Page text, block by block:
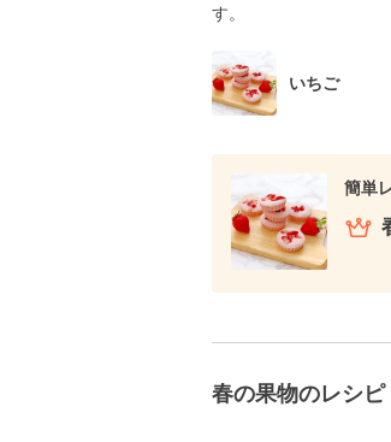
す。
いちご
簡単
春の果物のレシピ